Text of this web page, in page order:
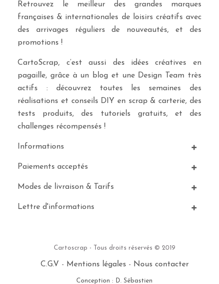
Retrouvez le meilleur des grandes marques
françaises & internationales de loisirs créatifs avec
des arrivages réguliers de nouveautés, et des
promotions !
CartoScrap, c’est aussi des idées créatives en
pagaille, grâce à un blog et une Design Team très
actifs : découvrez toutes les semaines des
réalisations et conseils DIY en scrap & carterie, des
tests produits, des tutoriels gratuits, et des
challenges récompensés !
Informations
Paiements acceptés
Modes de livraison & Tarifs
Lettre d'informations
Cartoscrap - Tous droits réservés © 2019
C.G.V - Mentions légales - Nous contacter
Conception : D. Sébastien